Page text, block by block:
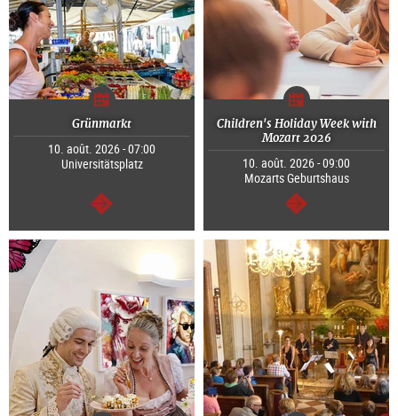
Grünmarkt
10. août. 2026 - 07:00
Universitätsplatz
Continuer
Children's Holiday Week with
Mozart 2026
10. août. 2026 - 09:00
Mozarts Geburtshaus
Continuer